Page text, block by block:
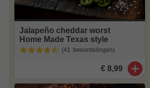
Jalapeño cheddar worst
Home Made Texas style
(41 beoordelingen)
€ 8,99